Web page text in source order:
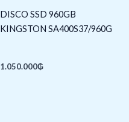
DISCO SSD 960GB
KINGSTON SA400S37/960G
1.050.000₲